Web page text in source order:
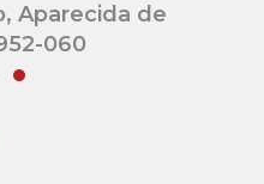
Aparecida de
060